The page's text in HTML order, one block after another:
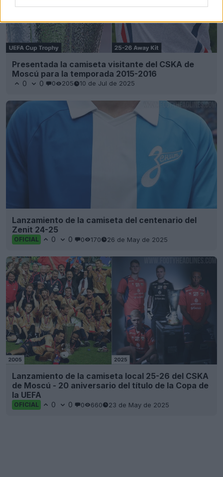
Presentada la camiseta visitante del CSKA de
Moscú para la temporada 2015-2016
0 0 0 205 10 de Jul de 2025
Lanzamiento de la camiseta del centenario del
Zenit 24-25
OFICIAL 0 0 0 170 26 de May de 2025
Lanzamiento de la camiseta local 25-26 del CSKA
de Moscú - 20 aniversario del título de la Copa de
la UEFA
OFICIAL 0 0 0 660 23 de May de 2025